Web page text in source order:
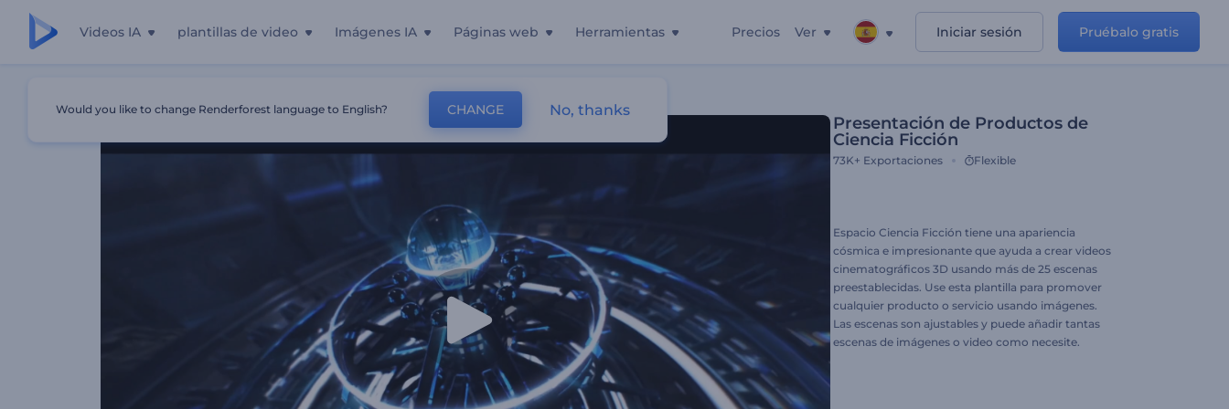
Videos IA plantillas de video Imágenes IA Páginas web Herramientas Precios Ver Iniciar sesión Pruébalo gratis
Presentación De Productos De Ciencia Ficción
Presentación de Productos de
Ciencia Ficción
73K+ Exportaciones Flexible
Espacio Ciencia Ficción tiene una apariencia
cósmica e impresionante que ayuda a crear videos
cinematográficos 3D usando más de 25 escenas
preestablecidas. Use esta plantilla para promover
cualquier producto o servicio usando imágenes.
Las escenas son ajustables y puede añadir tantas
escenas de imágenes o video como necesite.
Would you like to change Renderforest language to English? CHANGE No, thanks